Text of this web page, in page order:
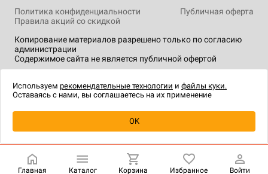
Копирование материалов разрешено только по согласию
администрации
Содержимое сайта не является публичной офертой
Политика конфиденциальности
Публичная оферта
Правила акций со скидкой
технологии.
Главная Каталог Корзина Избранное Войти
Используем рекомендательные технологии и файлы куки.
Оставаясь с нами, вы соглашаетесь на их применение
OK